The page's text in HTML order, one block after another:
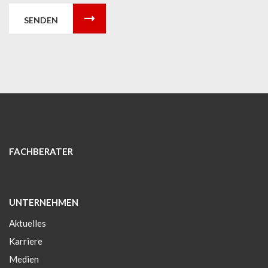
SENDEN
FACHBERATER
UNTERNEHMEN
Aktuelles
Karriere
Medien